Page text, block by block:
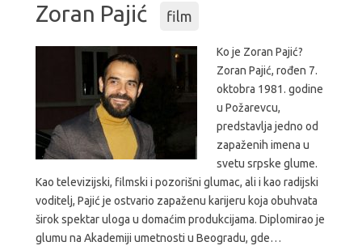
Zoran Pajić film
Ko je Zoran Pajić?
Zoran Pajić, rođen 7.
oktobra 1981. godine
u Požarevcu,
predstavlja jedno od
zapaženih imena u
svetu srpske glume.
Kao televizijski, filmski i pozorišni glumac, ali i kao radijski
voditelj, Pajić je ostvario zapaženu karijeru koja obuhvata
širok spektar uloga u domaćim produkcijama. Diplomirao je
glumu na Akademiji umetnosti u Beogradu, gde…